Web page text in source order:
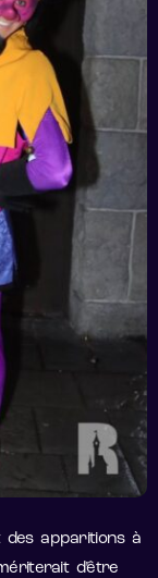
des apparitions à
d’être